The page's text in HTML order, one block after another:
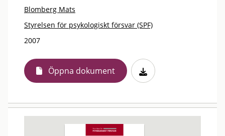
Blomberg Mats
Styrelsen för psykologiskt försvar (SPF)
2007
Öppna dokument